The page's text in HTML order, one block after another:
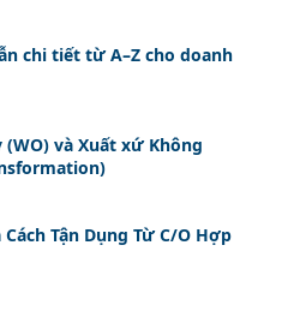
chi tiết từ A–Z cho doanh
và Xuất xứ Không
Tận Dụng Từ C/O Hợp